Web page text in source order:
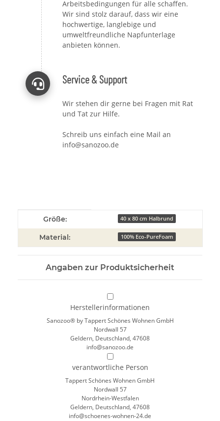
Arbeitsbedingungen für alle schaffen.
Wir sind stolz darauf, dass wir eine
hochwertige, langlebige und
umweltfreundliche Napfunterlage
anbieten können.
Service & Support
Wir stehen dir gerne bei Fragen mit Rat
und Tat zur Hilfe.
Schreib uns einfach eine Mail an
info@sanozoo.de
Produkteigenschaft
Größe: 40 x 80 cm Halbrund
Material: 100% Eco-PureFoam
Angaben zur Produktsicherheit
Herstellerinformationen
Sanozoo® by Tappert Schönes Wohnen GmbH
Nordwall 57
Geldern, Deutschland, 47608
info@sanozoo.de
verantwortliche Person
Tappert Schönes Wohnen GmbH
Nordwall 57
Nordrhein-Westfalen
Geldern, Deutschland, 47608
info@schoenes-wohnen-24.de